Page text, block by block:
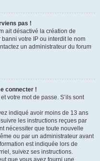
pas !
ait désactivé la création de
votre IP ou interdit le nom
un administrateur du forum
connecter !
votre mot de passe. S’ils sont
indiqué avoir moins de 13 ans
les instructions reçues par
nécessiter que toute nouvelle
ou par un administrateur avant
est indiquée lors de
suivez ses instructions.
que vous ayez fourni une